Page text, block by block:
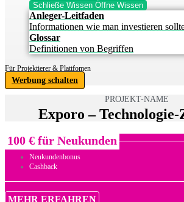
Schließe Wissen Öffne Wissen
Anleger-Leitfaden
Informationen wie man investieren
Glossar
Definitionen von Begriffen
Für Projektierer & Plattfomen
Werbung schalten
PROJEKT-NAME
Exporo –
100 € für Neukunden
Neukundenbonus
Cashback
MEHR ERFAHREN